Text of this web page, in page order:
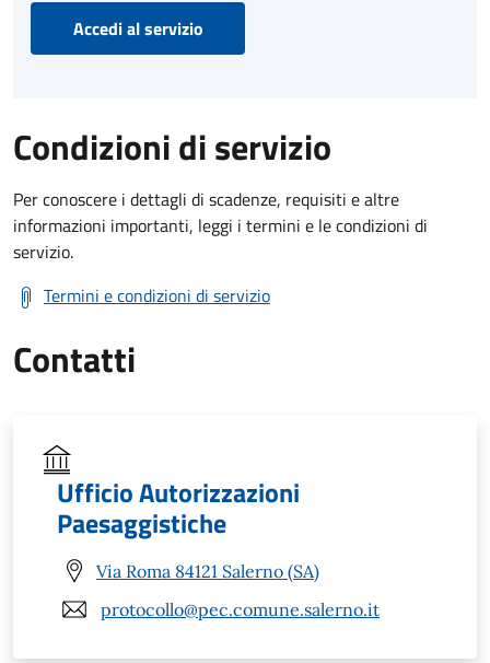
Accedi al servizio
Condizioni di servizio
Per conoscere i dettagli di scadenze, requisiti e altre
informazioni importanti, leggi i termini e le condizioni di
servizio.
Termini e condizioni di servizio
Contatti
Ufficio Autorizzazioni
Paesaggistiche
Via Roma 84121 Salerno (SA)
protocollo@pec.comune.salerno.it